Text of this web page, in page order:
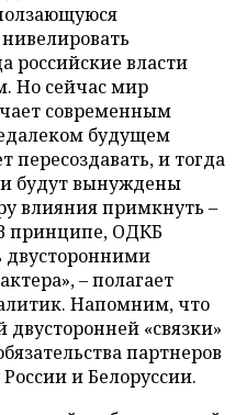
российские власти
Но сейчас мир
современным
будущем
и тогда
будут вынуждены
влияния примкнуть –
принципе, ОДКБ
двусторонними
– полагает
Напомним, что
«связки»
партнеров
России и Белоруссии.